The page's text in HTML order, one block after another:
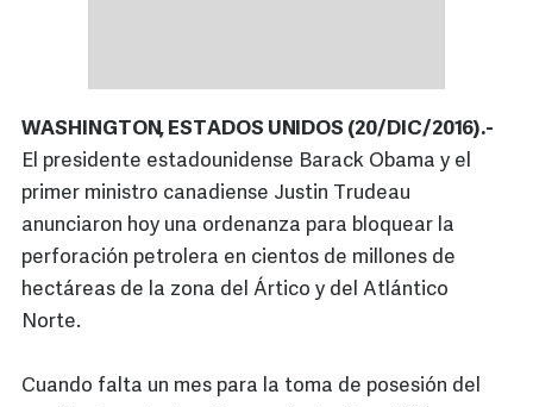
WASHINGTON, ESTADOS UNIDOS (20/DIC/2016).-
El presidente estadounidense Barack Obama y el
primer ministro canadiense Justin Trudeau
anunciaron hoy una ordenanza para bloquear la
perforación petrolera en cientos de millones de
hectáreas de la zona del Ártico y del Atlántico
Norte.
Cuando falta un mes para la toma de posesión del